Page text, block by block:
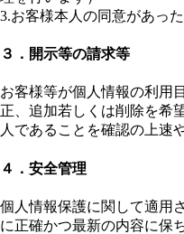
3.お客様本人の同意があっ
３．開示等の請求等
お客様等が個人情報の利用
正、追加若しくは削除を希
人であることを確認の上速
４．安全管理
個人情報保護に関して適用
に正確かつ最新の内容に保